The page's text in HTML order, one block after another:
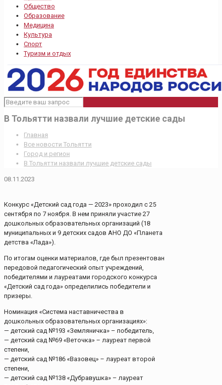
Общество
Образование
Медицина
Культура
Спорт
Туризм и отдых
В Тольятти назвали лучшие детские сады
Главная
Все новости Тольятти
Город и регион
В Тольятти назвали лучшие детские сады
08.11.2023
Конкурс «Детский сад года — 2023» проходил с 25
сентября по 7 ноября. В нем приняли участие 27
дошкольных образовательных организаций (18
муниципальных и 9 детских садов АНО ДО «Планета
детства «Лада»).
По итогам оценки материалов, где был презентован
передовой педагогический опыт учреждений,
победителями и лауреатами городского конкурса
«Детский сад года» определились победители и
призеры.
Номинация «Система наставничества в
дошкольных образовательных организациях»:
— детский сад №193 «Земляничка» – победитель,
— детский сад №69 «Веточка» – лауреат первой
степени,
— детский сад №186 «Вазовец» – лауреат второй
степени,
— детский сад №138 «Дубравушка» – лауреат